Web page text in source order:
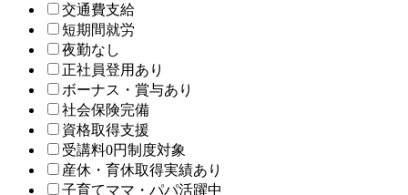
交通費支給
短期間就労
夜勤なし
正社員登用あり
ボーナス・賞与あり
社会保険完備
資格取得支援
受講料0円制度対象
産休・育休取得実績あり
子育てママ・パパ活躍中